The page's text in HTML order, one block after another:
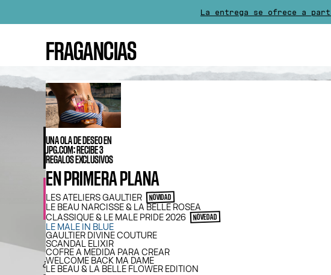
FRAGANCIAS
UNA OLA DE DESEO EN
JPG.COM: RECIBE 3
REGALOS EXCLUSIVOS
EN PRIMERA PLANA
LES ATELIERS GAULTIER NOVIDAD
LE BEAU NARCISSE & LA BELLE ROSEA
CLASSIQUE & LE MALE PRIDE 2026
NOVEDAD
LE MALE IN BLUE
GAULTIER DIVINE COUTURE
SCANDAL ELIXIR
COFRE A MEDIDA PARA CREAR
WELCOME BACK MA DAME
LE BEAU & LA BELLE FLOWER EDITION
La entrega se ofrece a